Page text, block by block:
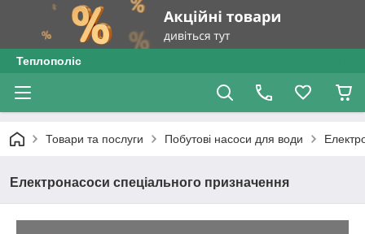
Теплополіс
Товари та послуги Побутові насоси для води
Електронасоси спеціального призначення